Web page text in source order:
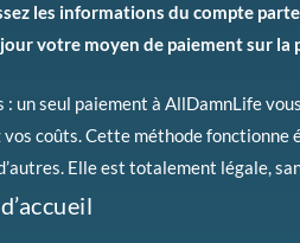
les informations du compte
votre moyen de paiement sur
un seul paiement à AllDamnLife
coûts. Cette méthode fonctionne
Elle est totalement légale,